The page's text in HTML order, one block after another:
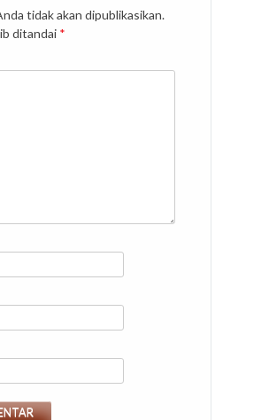
tidak akan dipublikasikan.
ditandai *